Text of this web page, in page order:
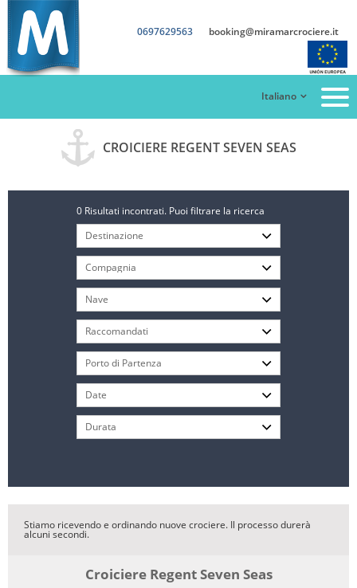
0697629563 booking@miramarcrociere.it
Italiano
CROICIERE REGENT SEVEN SEAS
0 Risultati incontrati. Puoi filtrare la ricerca
Stiamo ricevendo e ordinando nuove crociere. Il processo durerà
alcuni secondi.
Croiciere Regent Seven Seas